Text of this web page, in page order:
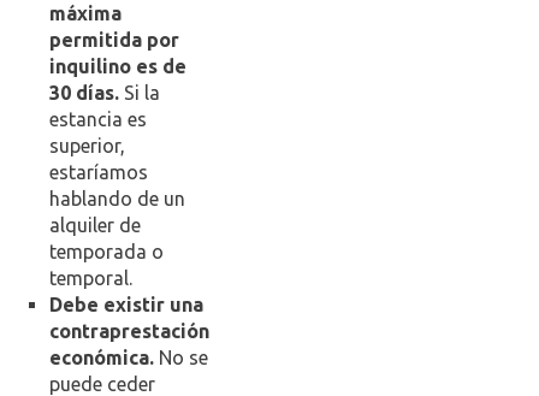
máxima
permitida por
inquilino es de
30 días. Si la
estancia es
superior,
estaríamos
hablando de un
alquiler de
temporada o
temporal.
Debe existir una
contraprestación
económica. No se
puede ceder